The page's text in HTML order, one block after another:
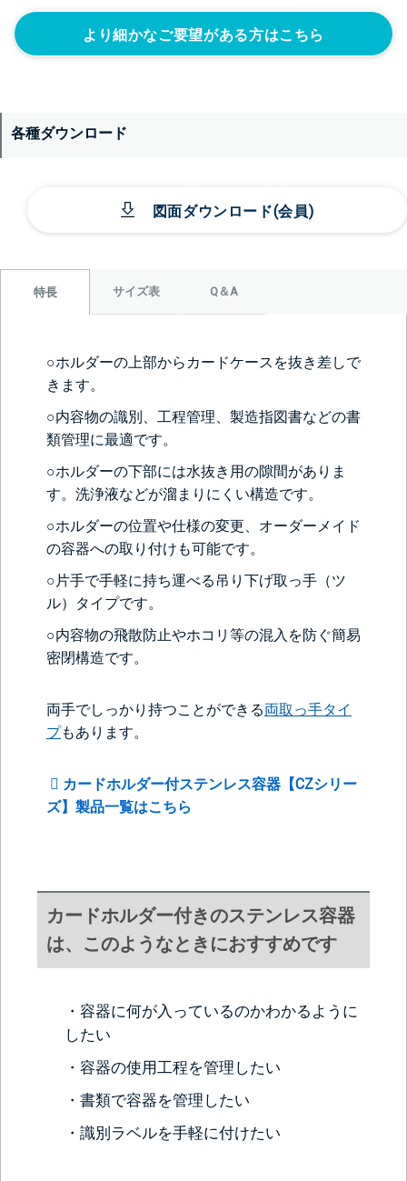
より細かなご要望がある方はこちら
各種ダウンロード
図面ダウンロード(会員)
特長 サイズ表 Q＆A
○ホルダーの上部からカードケースを抜き差しで
きます。
○内容物の識別、工程管理、製造指図書などの書
類管理に最適です。
○ホルダーの下部には水抜き用の隙間がありま
す。洗浄液などが溜まりにくい構造です。
○ホルダーの位置や仕様の変更、オーダーメイド
の容器への取り付けも可能です。
○片手で手軽に持ち運べる吊り下げ取っ手（ツ
ル）タイプです。
○内容物の飛散防止やホコリ等の混入を防ぐ簡易
密閉構造です。
両手でしっかり持つことができる両取っ手タイ
プもあります。
カードホルダー付ステンレス容器【CZシリー
ズ】製品一覧はこちら
カードホルダー付きのステンレス容器
は、このようなときにおすすめです
・容器に何が入っているのかわかるように
したい
・容器の使用工程を管理したい
・書類で容器を管理したい
・識別ラベルを手軽に付けたい